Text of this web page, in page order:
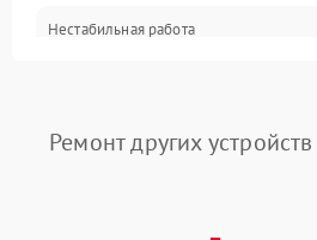
Электронные компоненты
Общие поломки
Нестабильная работа
Ремонт других